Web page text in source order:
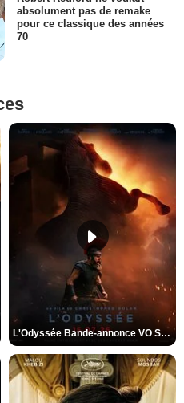
absolument pas de remake
pour ce classique des années
70
L'Odyssée Bande-annonce VO STFR